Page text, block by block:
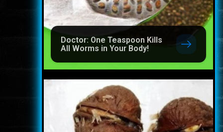
Doctor: One Teaspoon Kills
All Worms in Your Body!